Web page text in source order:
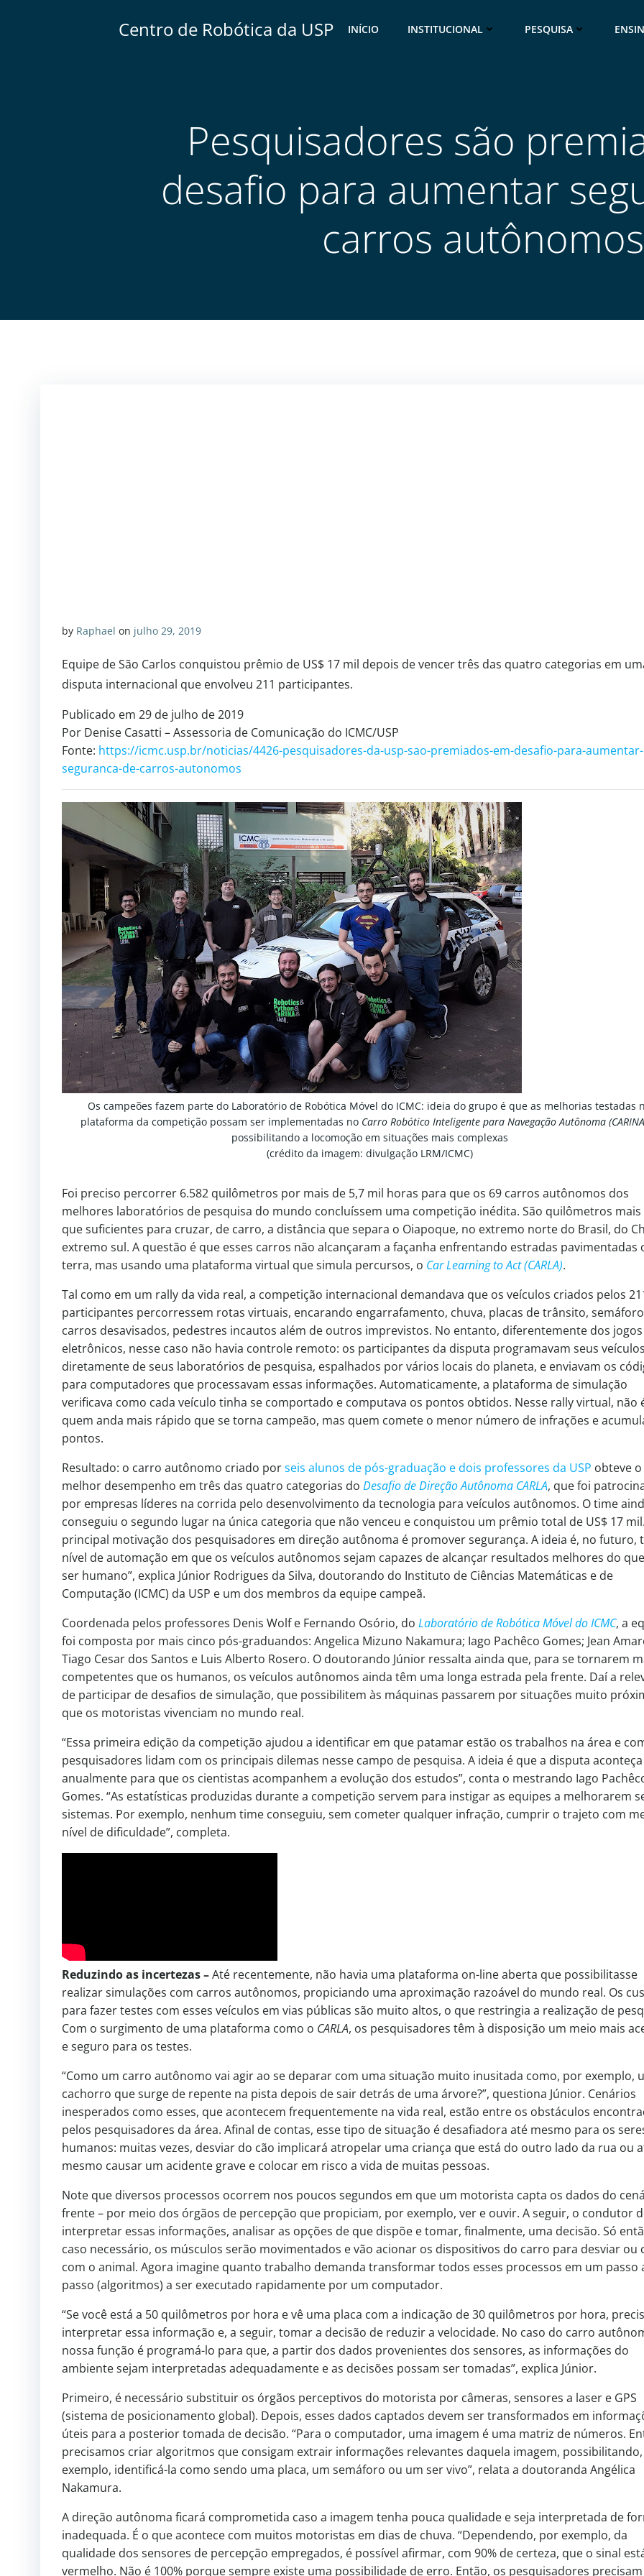
Centro de Robótica da USP INÍCIO INSTITUCIONAL PESQUISA
Pesquisadores são
desafio para aumentar
carros autônomos
by Raphael on julho 29, 2019
Equipe de São Carlos conquistou prêmio de US$ 17 mil depois de vencer três das quatro categorias em
disputa internacional que envolveu 211 participantes.
Publicado em 29 de julho de 2019
Por Denise Casatti – Assessoria de Comunicação do ICMC/USP
Fonte: https://icmc.usp.br/noticias/4426-pesquisadores-da-usp-sao-premiados-em-desafio-para-aumentar-
seguranca-de-carros-autonomos
Os campeões fazem parte do Laboratório de Robótica Móvel do ICMC: ideia do grupo é que as melhorias testadas
plataforma da competição possam ser implementadas no Carro Robótico Inteligente para Navegação Autônoma
possibilitando a locomoção em situações mais complexas
(crédito da imagem: divulgação LRM/ICMC)
Foi preciso percorrer 6.582 quilômetros por mais de 5,7 mil horas para que os 69 carros autônomos dos
melhores laboratórios de pesquisa do mundo concluíssem uma competição inédita. São quilômetros
que suficientes para cruzar, de carro, a distância que separa o Oiapoque, no extremo norte do Brasil, do
extremo sul. A questão é que esses carros não alcançaram a façanha enfrentando estradas pavimentadas
terra, mas usando uma plataforma virtual que simula percursos, o Car Learning to Act (CARLA).
Tal como em um rally da vida real, a competição internacional demandava que os veículos criados pelos
participantes percorressem rotas virtuais, encarando engarrafamento, chuva, placas de trânsito,
carros desavisados, pedestres incautos além de outros imprevistos. No entanto, diferentemente dos jogos
eletrônicos, nesse caso não havia controle remoto: os participantes da disputa programavam seus
diretamente de seus laboratórios de pesquisa, espalhados por vários locais do planeta, e enviavam os
para computadores que processavam essas informações. Automaticamente, a plataforma de simulação
verificava como cada veículo tinha se comportado e computava os pontos obtidos. Nesse rally virtual, não
quem anda mais rápido que se torna campeão, mas quem comete o menor número de infrações e
pontos.
Resultado: o carro autônomo criado porseis alunos de pós-graduação e dois professores da USP obteve o
melhor desempenho em três das quatro categorias do Desafio de Direção Autônoma CARLA, que foi
por empresas líderes na corrida pelo desenvolvimento da tecnologia para veículos autônomos. O time
conseguiu o segundo lugar na única categoria que não venceu e conquistou um prêmio total de US$ 17
principal motivação dos pesquisadores em direção autônoma é promover segurança. A ideia é, no futuro,
nível de automação em que os veículos autônomos sejam capazes de alcançar resultados melhores do
ser humano”, explica Júnior Rodrigues da Silva, doutorando do Instituto de Ciências Matemáticas e de
Computação (ICMC) da USP e um dos membros da equipe campeã.
Coordenada pelos professores Denis Wolf e Fernando Osório, do Laboratório de Robótica Móvel do ICMC, a
foi composta por mais cinco pós-graduandos: Angelica Mizuno Nakamura; Iago Pachêco Gomes; Jean
Tiago Cesar dos Santos e Luis Alberto Rosero. O doutorando Júnior ressalta ainda que, para se tornarem
competentes que os humanos, os veículos autônomos ainda têm uma longa estrada pela frente. Daí a
de participar de desafios de simulação, que possibilitem às máquinas passarem por situações muito
que os motoristas vivenciam no mundo real.
“Essa primeira edição da competição ajudou a identificar em que patamar estão os trabalhos na área e
pesquisadores lidam com os principais dilemas nesse campo de pesquisa. A ideia é que a disputa aconteça
anualmente para que os cientistas acompanhem a evolução dos estudos”, conta o mestrando Iago
Gomes. “As estatísticas produzidas durante a competição servem para instigar as equipes a melhorarem
sistemas. Por exemplo, nenhum time conseguiu, sem cometer qualquer infração, cumprir o trajeto com
nível de dificuldade”, completa.
Reduzindo as incertezas –Até recentemente, não havia uma plataforma on-line aberta que possibilitasse
realizar simulações com carros autônomos, propiciando uma aproximação razoável do mundo real. Os
para fazer testes com esses veículos em vias públicas são muito altos, o que restringia a realização de
Com o surgimento de uma plataforma como o CARLA, os pesquisadores têm à disposição um meio mais
e seguro para os testes.
“Como um carro autônomo vai agir ao se deparar com uma situação muito inusitada como, por exemplo,
cachorro que surge de repente na pista depois de sair detrás de uma árvore?”, questiona Júnior. Cenários
inesperados como esses, que acontecem frequentemente na vida real, estão entre os obstáculos
pelos pesquisadores da área. Afinal de contas, esse tipo de situação é desafiadora até mesmo para os
humanos: muitas vezes, desviar do cão implicará atropelar uma criança que está do outro lado da rua ou
mesmo causar um acidente grave e colocar em risco a vida de muitas pessoas.
Note que diversos processos ocorrem nos poucos segundos em que um motorista capta os dados do
frente – por meio dos órgãos de percepção que propiciam, por exemplo, ver e ouvir. A seguir, o condutor
interpretar essas informações, analisar as opções de que dispõe e tomar, finalmente, uma decisão. Só
caso necessário, os músculos serão movimentados e vão acionar os dispositivos do carro para desviar ou
com o animal. Agora imagine quanto trabalho demanda transformar todos esses processos em um passo
passo (algoritmos) a ser executado rapidamente por um computador.
“Se você está a 50 quilômetros por hora e vê uma placa com a indicação de 30 quilômetros por hora,
interpretar essa informação e, a seguir, tomar a decisão de reduzir a velocidade. No caso do carro
nossa função é programá-lo para que, a partir dos dados provenientes dos sensores, as informações do
ambiente sejam interpretadas adequadamente e as decisões possam ser tomadas”, explica Júnior.
Primeiro, é necessário substituir os órgãos perceptivos do motorista por câmeras, sensores a laser e GPS
(sistema de posicionamento global). Depois, esses dados captados devem ser transformados em
úteis para a posterior tomada de decisão. “Para o computador, uma imagem é uma matriz de números.
precisamos criar algoritmos que consigam extrair informações relevantes daquela imagem,
exemplo, identificá-la como sendo uma placa, um semáforo ou um ser vivo”, relata a doutoranda Angélica
Nakamura.
A direção autônoma ficará comprometida caso a imagem tenha pouca qualidade e seja interpretada de
inadequada. É o que acontece com muitos motoristas em dias de chuva. “Dependendo, por exemplo, da
qualidade dos sensores de percepção empregados, é possível afirmar, com 90% de certeza, que o sinal
vermelho. Não é 100% porque sempre existe uma possibilidade de erro. Então, os pesquisadores